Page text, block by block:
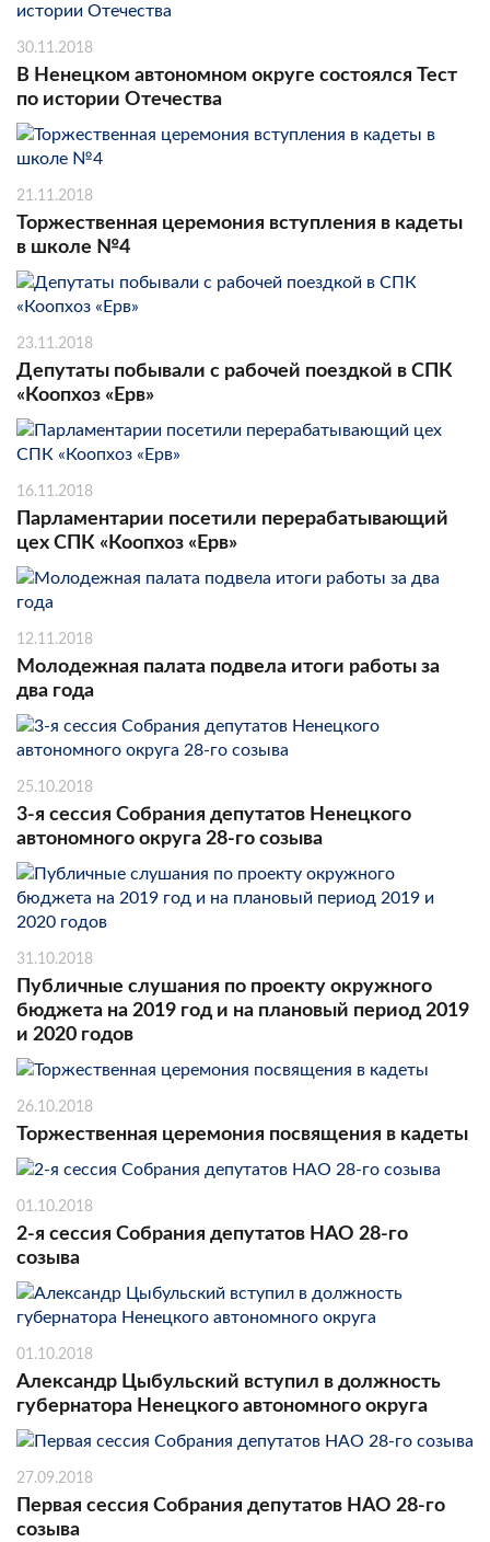
30.11.2018
В Ненецком автономном округе состоялся Тест
по истории Отечества
21.11.2018
Торжественная церемония вступления в кадеты
в школе №4
23.11.2018
Депутаты побывали с рабочей поездкой в СПК
«Коопхоз «Ерв»
16.11.2018
Парламентарии посетили перерабатывающий
цех СПК «Коопхоз «Ерв»
12.11.2018
Молодежная палата подвела итоги работы за
два года
25.10.2018
3-я сессия Собрания депутатов Ненецкого
автономного округа 28-го созыва
31.10.2018
Публичные слушания по проекту окружного
бюджета на 2019 год и на плановый период 2019
и 2020 годов
26.10.2018
Торжественная церемония посвящения в кадеты
01.10.2018
2-я сессия Собрания депутатов НАО 28-го
созыва
01.10.2018
Александр Цыбульский вступил в должность
губернатора Ненецкого автономного округа
27.09.2018
Первая сессия Собрания депутатов НАО 28-го
созыва